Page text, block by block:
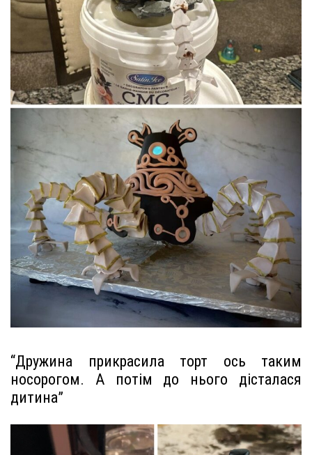
“Дружина прикрасила торт ось таким
носорогом. А потім до нього дісталася
дитина”